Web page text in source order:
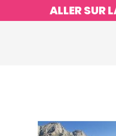
ALLER SUR